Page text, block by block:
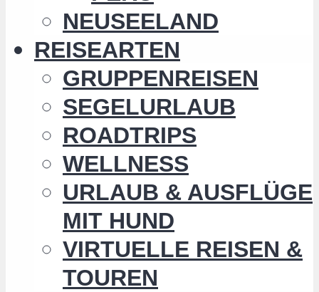
NEUSEELAND
REISEARTEN
GRUPPENREISEN
SEGELURLAUB
ROADTRIPS
WELLNESS
URLAUB & AUSFLÜGE
MIT HUND
VIRTUELLE REISEN &
TOUREN